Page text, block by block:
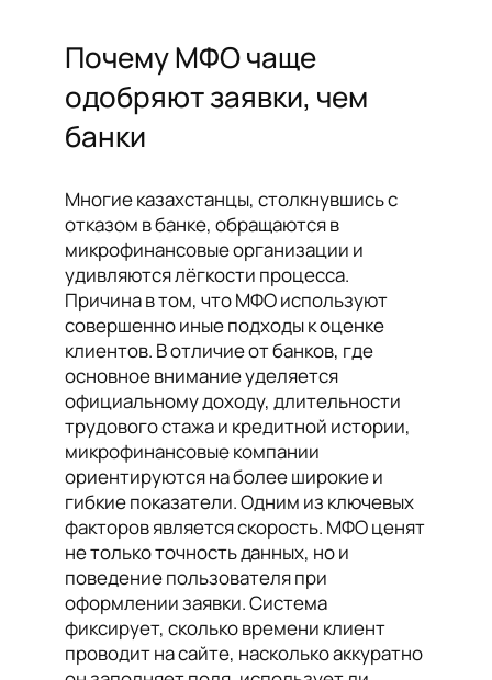
Почему МФО чаще
одобряют заявки, чем
банки
Многие казахстанцы, столкнувшись с
отказом в банке, обращаются в
микрофинансовые организации и
удивляются лёгкости процесса.
Причина в том, что МФО используют
совершенно иные подходы к оценке
клиентов. В отличие от банков, где
основное внимание уделяется
официальному доходу, длительности
трудового стажа и кредитной истории,
микрофинансовые компании
ориентируются на более широкие и
гибкие показатели. Одним из ключевых
факторов является скорость. МФО ценят
не только точность данных, но и
поведение пользователя при
оформлении заявки. Система
фиксирует, сколько времени клиент
проводит на сайте, насколько аккуратно